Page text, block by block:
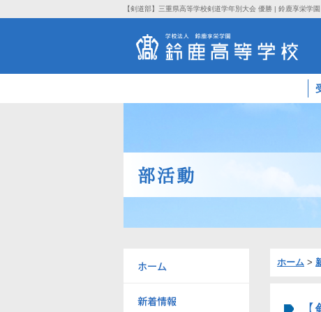
【剣道部】三重県高等学校剣道学年別大会 優勝 | 鈴鹿享栄学
部活動
ホーム >